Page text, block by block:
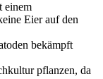
einem
Eier auf den
bekämpft
pflanzen, da